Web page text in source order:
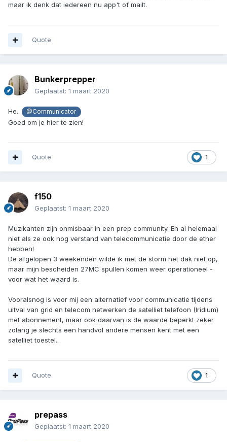
maar ik denk dat iedereen nu app't of mailt.
Quote
Bunkerprepper
Geplaatst: 1 maart 2020
He.. @Communicator
Goed om je hier te zien!
1
Quote
f150
Geplaatst: 1 maart 2020
Muzikanten zijn onmisbaar in een prep community. En al helemaal
niet als ze ook nog verstand van telecommunicatie door de ether
hebben!
De afgelopen 3 weekenden wilde ik met de storm het dak niet op,
maar mijn bescheiden 27MC spullen komen weer operationeel -
voor wat het waard is.
Vooralsnog is voor mij een alternatief voor communicatie tijdens
uitval van grid en telecom netwerken de satelliet telefoon (Iridium)
met abonnement, maar ook daarvan is de waarde beperkt zeker
zolang je slechts een handvol andere mensen kent met een
satelliet toestel..
1
Quote
prepass
Geplaatst: 1 maart 2020